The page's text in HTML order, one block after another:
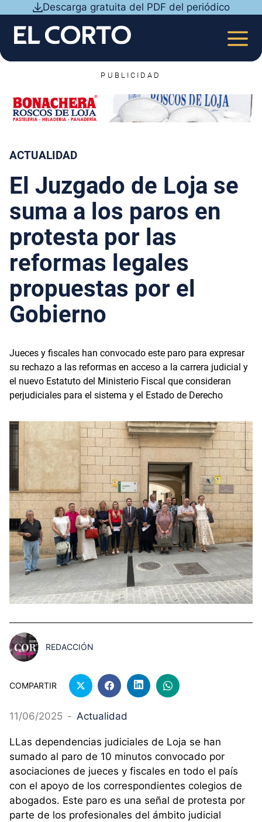
contenido
Descarga gratuita del PDF del periódico
PUBLICIDAD
ACTUALIDAD
El Juzgado de Loja se
suma a los paros en
protesta por las
reformas legales
propuestas por el
Gobierno
Jueces y fiscales han convocado este paro para expresar
su rechazo a las reformas en acceso a la carrera judicial y
el nuevo Estatuto del Ministerio Fiscal que consideran
perjudiciales para el sistema y el Estado de Derecho
REDACCIÓN
COMPARTIR
11/06/2025 - Actualidad
LLas dependencias judiciales de Loja se han
sumado al paro de 10 minutos convocado por
asociaciones de jueces y fiscales en todo el país
con el apoyo de los correspondientes colegios de
abogados. Este paro es una señal de protesta por
parte de los profesionales del ámbito judicial